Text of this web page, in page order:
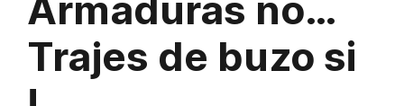
Armaduras no…
Trajes de buzo si